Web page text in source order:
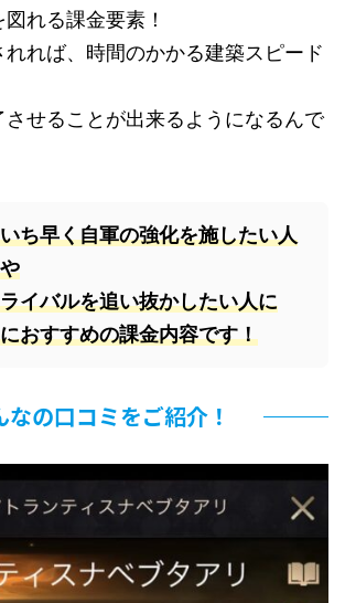
れる課金要素！
れば、時間のかかる建築スピード
せることが出来るようになるんで
いち早く自軍の強化を施したい人
や
ライバルを追い抜かしたい人に
におすすめの課金内容です！
なの口コミをご紹介！